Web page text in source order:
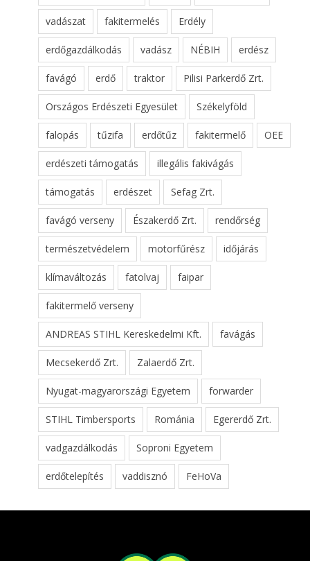
vadászat fakitermelés Erdély
erdőgazdálkodás vadász NÉBIH erdész
favágó erdő traktor Pilisi Parkerdő Zrt.
Országos Erdészeti Egyesület Székelyföld
falopás tűzifa erdőtűz fakitermelő OEE
erdészeti támogatás illegális fakivágás
támogatás erdészet Sefag Zrt.
favágó verseny Északerdő Zrt. rendőrség
természetvédelem motorfűrész időjárás
klímaváltozás fatolvaj faipar
fakitermelő verseny
ANDREAS STIHL Kereskedelmi Kft. favágás
Mecsekerdő Zrt. Zalaerdő Zrt.
Nyugat-magyarországi Egyetem forwarder
STIHL Timbersports Románia Egererdő Zrt.
vadgazdálkodás Soproni Egyetem
erdőtelepítés vaddisznó FeHoVa